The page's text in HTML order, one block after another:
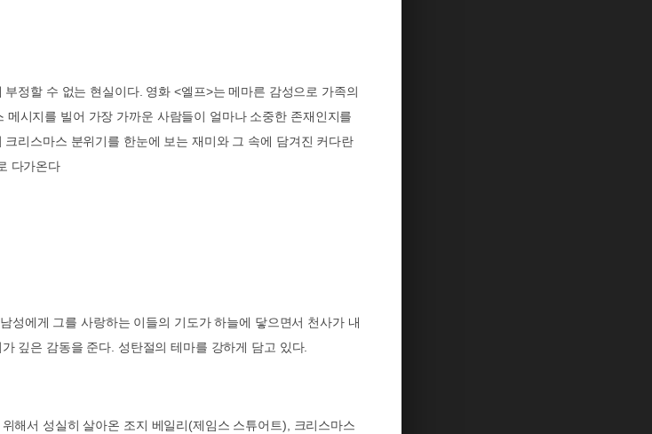
부정할 수 없는 현실이다. 영화<엘프>는 메마른 감성으로 가족의
시지를 빌어 가장 가까운 사람들이 얼마나 소중한 존재인지를
크리스마스 분위기를 한눈에 보는 재미와 그 속에 담겨진 커다란
다가온다
성에게 그를 사랑하는 이들의 기도가 하늘에 닿으면서 천사가 내
깊은 감동을 준다. 성탄절의 테마를 강하게 담고 있다.
해서 성실히 살아온 조지 베일리(제임스 스튜어트), 크리스마스